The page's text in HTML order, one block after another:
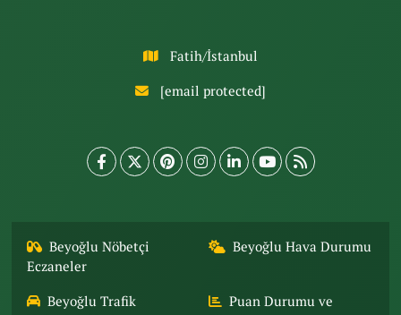
Fatih/İstanbul
[email protected]
Beyoğlu Nöbetçi
Eczaneler
Beyoğlu Hava Durumu
Beyoğlu Trafik
Puan Durumu ve